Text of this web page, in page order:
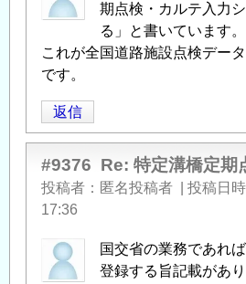
期点検・カルテ入力
る」と書いています。
これが全国道路施設点検デー
です。
返信
#9376 Re: 特定溝橋定期
投稿者 匿名投稿者 投稿日時
17:36
国交省の業務であれ
登録する旨記載があ